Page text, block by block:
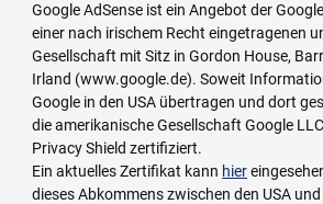
Google AdSense ist ein Angebot der
einer nach irischem Recht eingetragenen
Gesellschaft mit Sitz in Gordon House,
Irland (www.google.de). Soweit
Google in den USA übertragen und dort
die amerikanische Gesellschaft Google
Privacy Shield zertifiziert.
Ein aktuelles Zertifikat kann hier
dieses Abkommens zwischen den USA